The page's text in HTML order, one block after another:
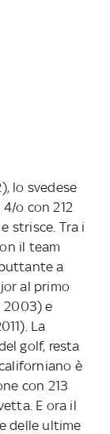
lo svedese
o con 212
strisce. Tra i
il team
a
al primo
2003) e
La
golf, resta
è
con 213
E ora il
delle ultime